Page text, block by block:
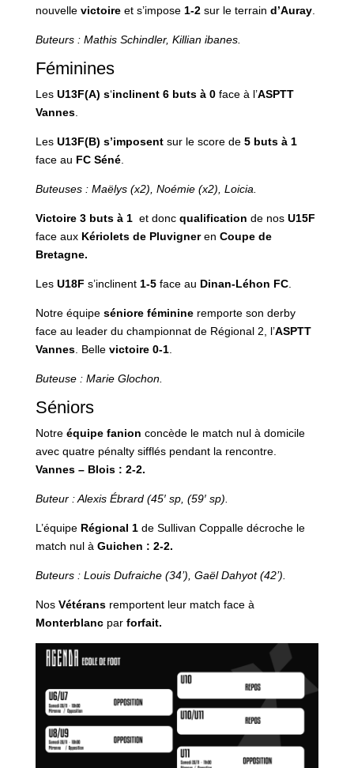
nouvelle victoireet s’impose1-2sur le terrain d’Auray.
Buteurs : Mathis Schindler, Killian ibanes.
Féminines
Les U13F(A) s‘inclinent 6 buts à 0face à l’ASPTT
Vannes.
Les U13F(B) s’imposentsur le score de 5 buts à 1
face au FC Séné.
Buteuses : Maëlys (x2), Noémie (x2), Loicia.
Victoire 3 buts à 1et donc qualification de nos U15F
face auxKériolets de Pluvigneren Coupe de
Bretagne.
Les U18F s’inclinent 1-5face au Dinan-Léhon FC.
Notre équipeséniore féminineremporte son derby
face au leader du championnat de Régional 2, l’ASPTT
Vannes. Belle victoire 0-1.
Buteuse : Marie Glochon.
Séniors
Notreéquipe fanion concède le match nul à domicile
avec quatre pénalty sifflés pendant la rencontre.
Vannes – Blois : 2-2.
Buteur : Alexis Ébrard (45′ sp, (59′ sp).
L’équipe Régional 1de Sullivan Coppalle décroche le
match nul à Guichen : 2-2.
Buteurs : Louis Dufraiche (34’), Gaël Dahyot (42’).
Nos Vétérans remportent leur match face à
Monterblancpar forfait.